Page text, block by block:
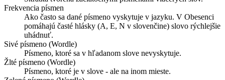
Frekvencia písmen
Ako často sa dané písmeno vyskytuje v jazyku. V Obesenci
pomáhajú časté hlásky (A, E, N v slovenčine) slovo rýchlejšie
uhádnuť.
Sivé písmeno (Wordle)
Písmeno, ktoré sa v hľadanom slove nevyskytuje.
Žlté písmeno (Wordle)
Písmeno, ktoré je v slove - ale na inom mieste.